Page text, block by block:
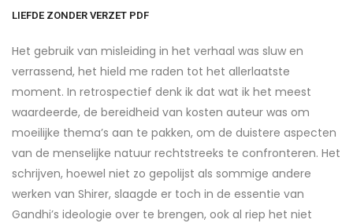
LIEFDE ZONDER VERZET PDF
Het gebruik van misleiding in het verhaal was sluw en
verrassend, het hield me raden tot het allerlaatste
moment. In retrospectief denk ik dat wat ik het meest
waardeerde, de bereidheid van kosten auteur was om
moeilijke thema’s aan te pakken, om de duistere aspecten
van de menselijke natuur rechtstreeks te confronteren. Het
schrijven, hoewel niet zo gepolijst als sommige andere
werken van Shirer, slaagde er toch in de essentie van
Gandhi’s ideologie over te brengen, ook al riep het niet